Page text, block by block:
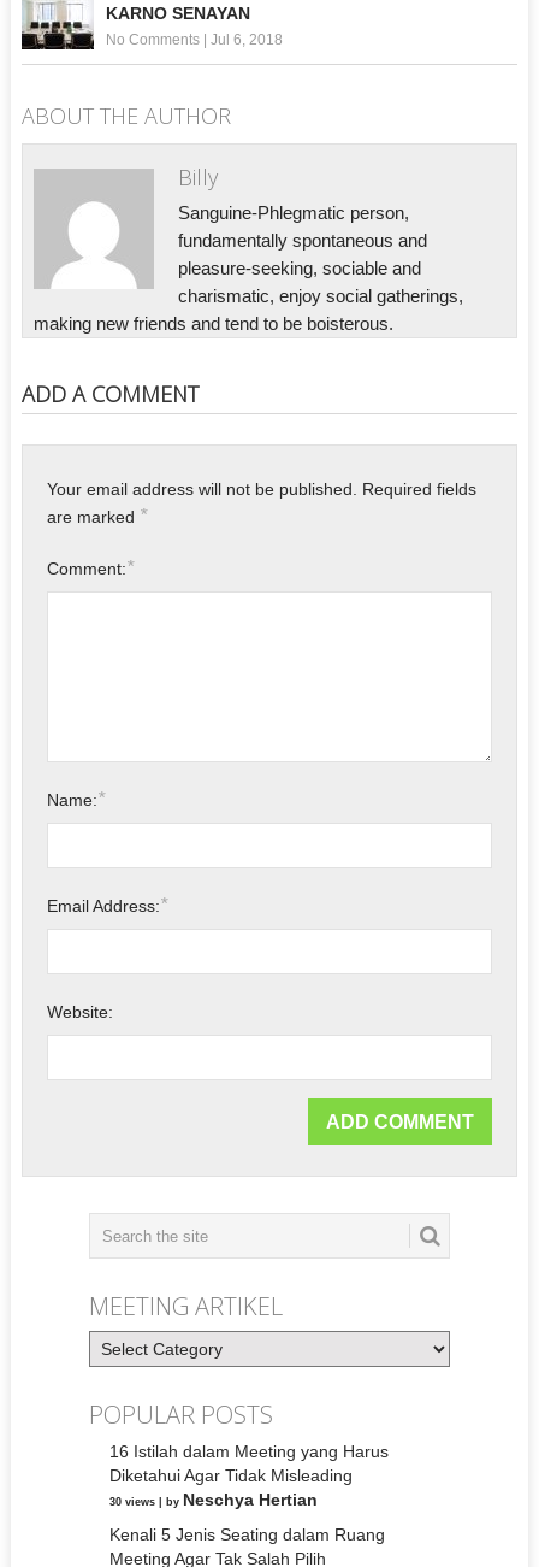
KARNO SENAYAN
No Comments| Jul 6, 2018
ABOUT THE AUTHOR
Billy
Sanguine-Phlegmatic person,
fundamentally spontaneous and
pleasure-seeking, sociable and
charismatic, enjoy social gatherings,
making new friends and tend to be boisterous.
ADD A COMMENT
Your email address will not be published. Required fields
are marked *
Comment:*
Name:*
Email Address:*
Website:
MEETING ARTIKEL
Meeting
Artikel
POPULAR POSTS
16 Istilah dalam Meeting yang Harus
Diketahui Agar Tidak Misleading
30 views| by Neschya Hertian
Kenali 5 Jenis Seating dalam Ruang
Meeting Agar Tak Salah Pilih